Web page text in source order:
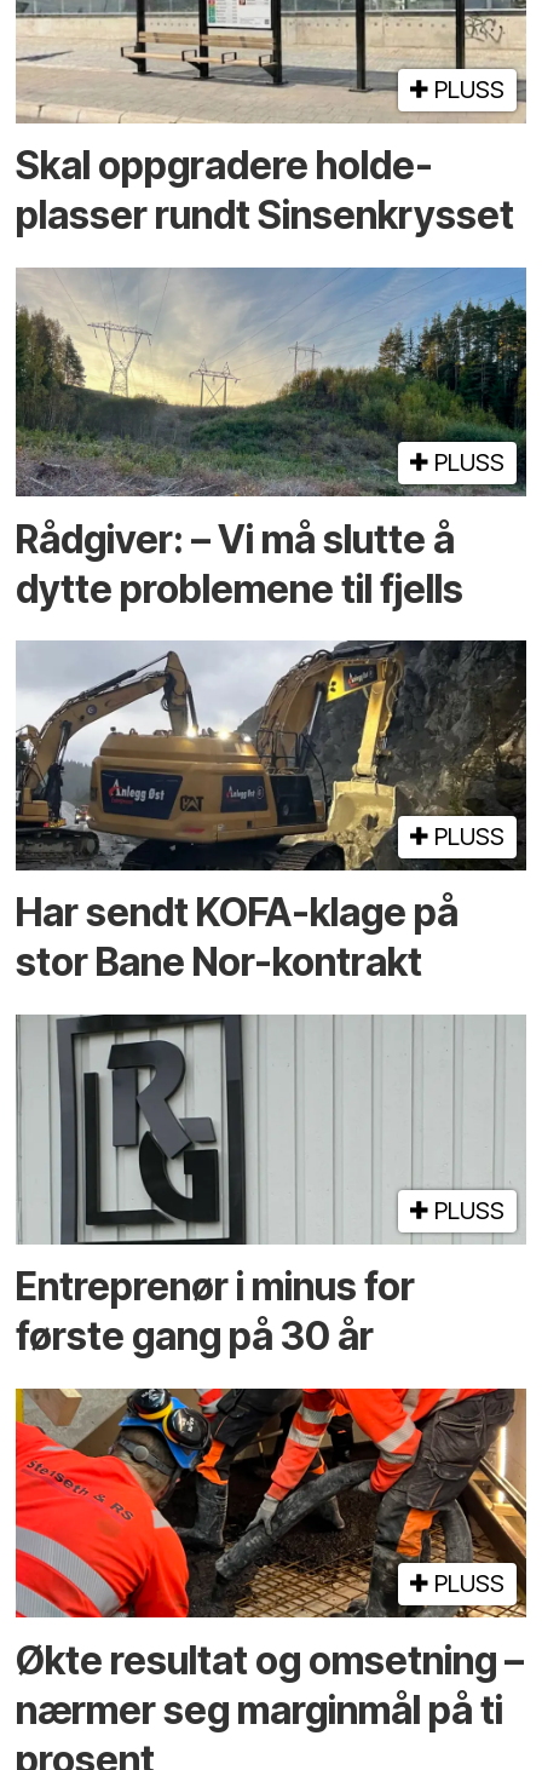
PLUSS
Skal oppgradere holde­
plasser rundt Sinsenkrysset
PLUSS
Rådgiver: – Vi må slutte å
dytte problemene til fjells
PLUSS
Har sendt KOFA-klage på
stor Bane Nor-kontrakt
PLUSS
Entreprenør i minus for
første gang på 30 år
PLUSS
Økte resultat og omsetning –
nærmer seg marginmål på ti
prosent